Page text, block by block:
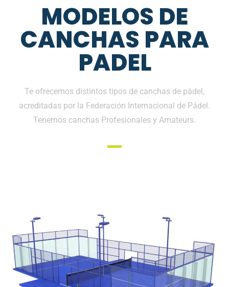
MODELOS DE
CANCHAS PARA
PADEL
Te ofrecemos distintos tipos de canchas de pádel,
acreditadas por la Federación Internacional de Pádel.
Tenemos canchas Profesionales y Amateurs.